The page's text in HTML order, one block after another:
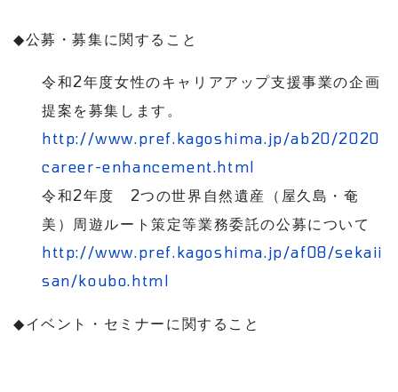
◆公募・募集に関すること
令和2年度女性のキャリアアップ支援事業の企画
提案を募集します。
http://www.pref.kagoshima.jp/ab20/2020
career-enhancement.html
令和2年度 2つの世界自然遺産（屋久島・奄
美）周遊ルート策定等業務委託の公募について
http://www.pref.kagoshima.jp/af08/sekaii
san/koubo.html
◆イベント・セミナーに関すること